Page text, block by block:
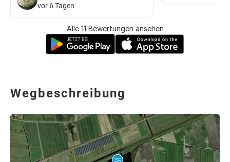
vor 6 Tagen
Alle 11 Bewertungen ansehen
Wegbeschreibung